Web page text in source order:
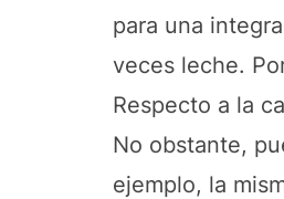
para una
veces leche.
Respecto a la
No obstante,
ejemplo, la